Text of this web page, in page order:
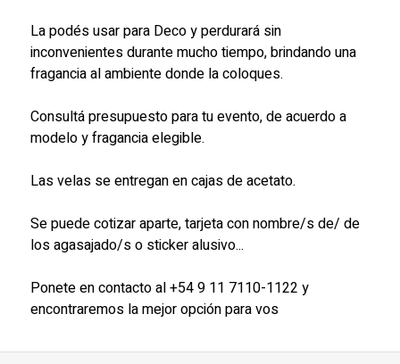
La podés usar para Deco y perdurará sin
inconvenientes durante mucho tiempo, brindando una
fragancia al ambiente donde la coloques.
Consultá presupuesto para tu evento, de acuerdo a
modelo y fragancia elegible.
Las velas se entregan en cajas de acetato.
Se puede cotizar aparte, tarjeta con nombre/s de/ de
los agasajado/s o sticker alusivo...
Ponete en contacto al +54 9 11 7110-1122 y
encontraremos la mejor opción para vos